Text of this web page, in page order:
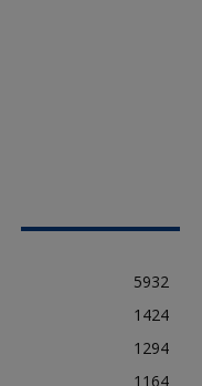
5932
1424
1294
1164